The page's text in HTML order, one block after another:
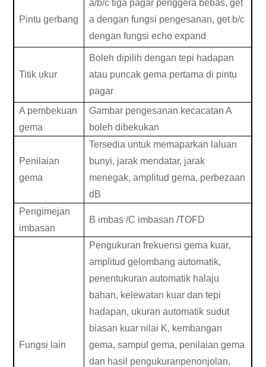
Pintu gerbang
a/b/c tiga pagar penggera bebas, get
a dengan fungsi pengesanan, get b/c
dengan fungsi echo expand
Titik ukur
Boleh dipilih dengan tepi hadapan
atau puncak gema pertama di pintu
pagar
Apembekuan
gema
Gambar pengesanan kecacatan A
boleh dibekukan
Penilaian
gema
Tersedia untuk memaparkan laluan
bunyi, jarak mendatar, jarak
menegak, amplitud gema, perbezaan
dB
Pengimejan
imbasan
B imbas/C imbasan /TOFD
Fungsi lain
Pengukuran frekuensi gema kuar,
amplitud gelombang automatik,
penentukuran automatik halaju
bahan, kelewatan kuar dan tepi
hadapan, ukuran automatik sudut
biasan kuar nilai K, kembangan
gema, sampul gema, penilaian gema
dan hasil pengukuranpenonjolan,